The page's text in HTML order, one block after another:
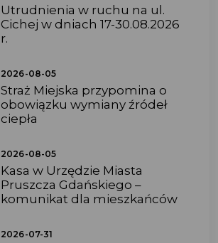
Utrudnienia w ruchu na ul.
Cichej w dniach 17-30.08.2026
r.
2026-08-05
Straż Miejska przypomina o
obowiązku wymiany źródeł
ciepła
2026-08-05
Kasa w Urzędzie Miasta
Pruszcza Gdańskiego –
komunikat dla mieszkańców
2026-07-31